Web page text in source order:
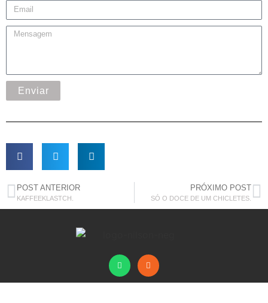
Enviar
POST ANTERIOR
KAFFEEKLASTCH.
PRÓXIMO POST
SÓ O DOCE DE UM CHICLETES.